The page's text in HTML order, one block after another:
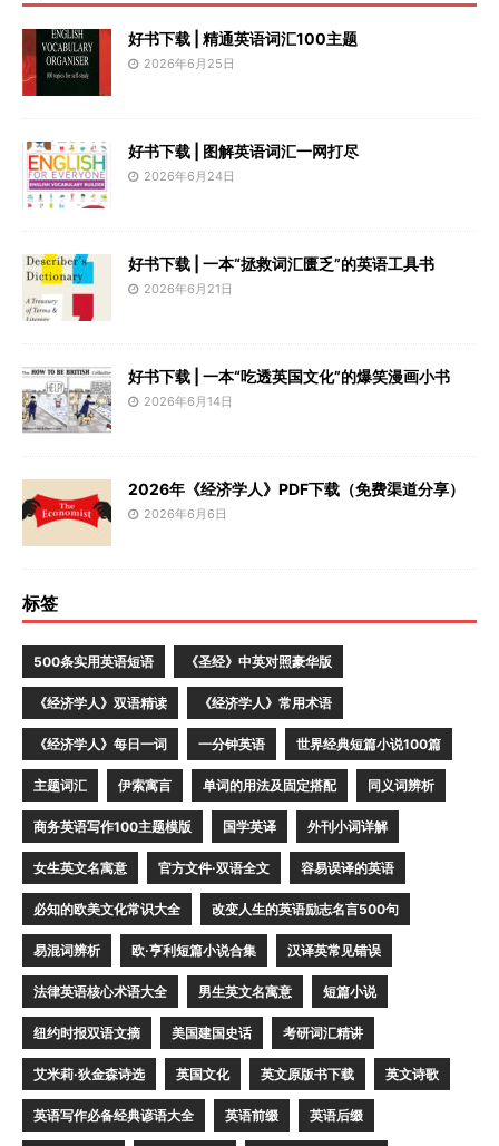
好书下载 | 精通英语词汇100主题
2026年6月25日
好书下载 | 图解英语词汇一网打尽
2026年6月24日
好书下载 | 一本“拯救词汇匮乏”的英语工具书
2026年6月21日
好书下载 | 一本“吃透英国文化”的爆笑漫画小书
2026年6月14日
2026年《经济学人》PDF下载（免费渠道分享）
2026年6月6日
标签
500条实用英语短语 《圣经》中英对照豪华版
《经济学人》双语精读 《经济学人》常用术语
《经济学人》每日一词 一分钟英语 世界经典短篇小说100篇
主题词汇 伊索寓言 单词的用法及固定搭配 同义词辨析
商务英语写作100主题模版 国学英译 外刊小词详解
女生英文名寓意 官方文件·双语全文 容易误译的英语
必知的欧美文化常识大全 改变人生的英语励志名言500句
易混词辨析 欧·亨利短篇小说合集 汉译英常见错误
法律英语核心术语大全 男生英文名寓意 短篇小说
纽约时报双语文摘 美国建国史话 考研词汇精讲
艾米莉·狄金森诗选 英国文化 英文原版书下载 英文诗歌
英语写作必备经典谚语大全 英语前缀 英语后缀